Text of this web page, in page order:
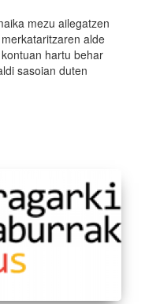
mezu ailegatzen
alde
hartu behar
sasoian duten